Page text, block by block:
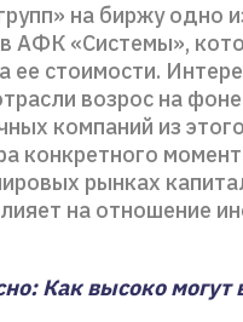
на биржу одно
АФК «Системы»,
ее стоимости.
возрос на
компаний из
конкретного
рынках
на отношение
Как высоко могут